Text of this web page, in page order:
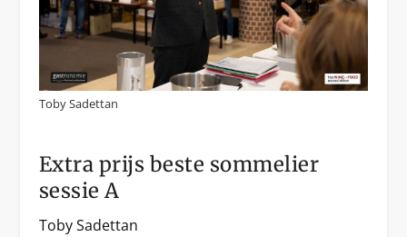
Toby Sadettan
Extra prijs beste sommelier
sessie A
Toby Sadettan